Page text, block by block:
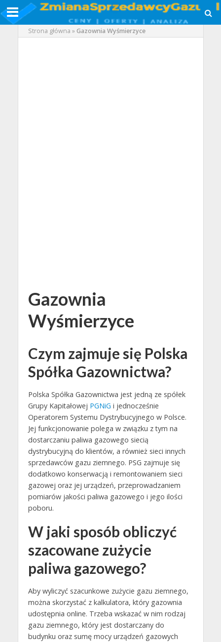
Strona główna »Gazownia Wyśmierzyce
Gazownia
Wyśmierzyce
Czym zajmuje się Polska
Spółka Gazownictwa?
Polska Spółka Gazownictwa jest jedną ze spółek
Grupy Kapitałowej PGNiG i jednocześnie
Operatorem Systemu Dystrybucyjnego w Polsce.
Jej funkcjonowanie polega w związku z tym na
dostarczaniu paliwa gazowego siecią
dystrybucyjną do klientów, a również sieci innych
sprzedawców gazu ziemnego. PSG zajmuje się
dodatkowo konserwacją i remontowaniem sieci
gazowej oraz jej urządzeń, przeprowadzaniem
pomiarów jakości paliwa gazowego i jego ilości
poboru.
W jaki sposób obliczyć
szacowane zużycie
paliwa gazowego?
Aby wyliczyć szacunkowe zużycie gazu ziemnego,
można skorzystać z kalkulatora, który gazownia
udostępnia online. Trzeba wskazać w nim rodzaj
gazu ziemnego, który jest dostarczany do
budynku oraz sumę mocy urządzeń gazowych